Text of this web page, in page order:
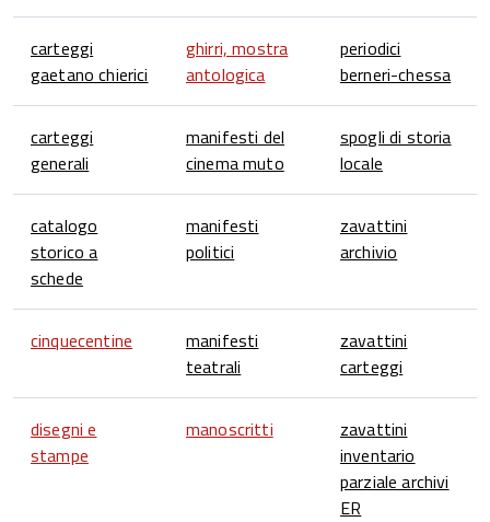
carteggi
gaetano chierici
ghirri, mostra
antologica
periodici
berneri-chessa
carteggi
generali
manifesti del
cinema muto
spogli di storia
locale
catalogo
storico a
schede
manifesti
politici
zavattini
archivio
cinquecentine
manifesti
teatrali
zavattini
carteggi
disegni e
stampe
manoscritti
zavattini
inventario
parziale archivi
ER